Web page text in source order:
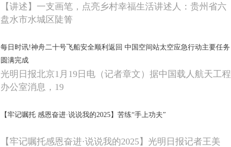
【讲述】一支画笔，点亮乡村幸福生活讲述人：贵州省六
盘水市水城区陡箐
每日时讯!神舟二十号飞船安全顺利返回 中国空间站太空应急行动主要任务
圆满完成
光明日报北京1月19日电（记者章文）据中国载人航天工程
办公室消息，19
【牢记嘱托 感恩奋进·说说我的2025】苦练“手上功夫”
【牢记嘱托感恩奋进·说说我的2025】光明日报记者王美